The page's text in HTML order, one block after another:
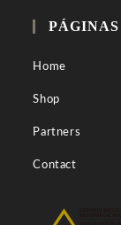
PÁGINAS
Home
Shop
Partners
Contact